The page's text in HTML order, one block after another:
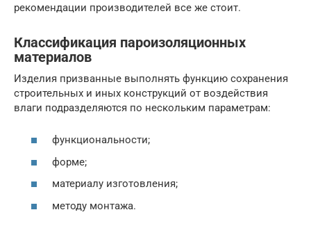
рекомендации производителей все же стоит.
Классификация пароизоляционных
материалов
Изделия призванные выполнять функцию сохранения
строительных и иных конструкций от воздействия
влаги подразделяются по нескольким параметрам:
функциональности;
форме;
материалу изготовления;
методу монтажа.